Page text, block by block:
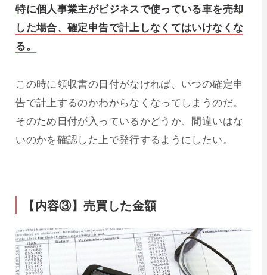
特に個人事業主がビジネスで使っている車を売却
した場合、確定申告で計上しなくてはいけなくな
る。
この時に領収書の日付がなければ、いつの確定申
告で計上するのかわからなくなってしまうのだ。
そのため日付が入っているかどうか、間違いはな
いのかを確認した上で発行するようにしたい。
【内容③】売買した金額